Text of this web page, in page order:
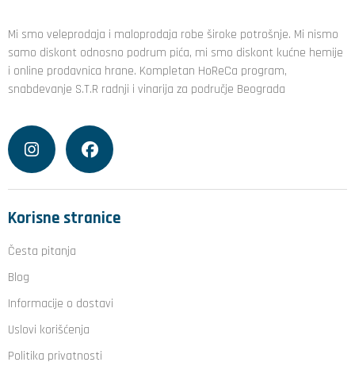
Mi smo veleprodaja i maloprodaja robe široke potrošnje. Mi nismo
samo diskont odnosno podrum pića, mi smo diskont kućne hemije
i online prodavnica hrane. Kompletan HoReCa program,
snabdevanje S.T.R radnji i vinarija za područje Beograda
Korisne stranice
Česta pitanja
Blog
Informacije o dostavi
Uslovi korišćenja
Politika privatnosti